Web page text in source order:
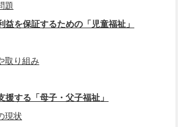
題
益を保証するための「児童福祉」
取り組み
援する「母子・父子福祉」
現状